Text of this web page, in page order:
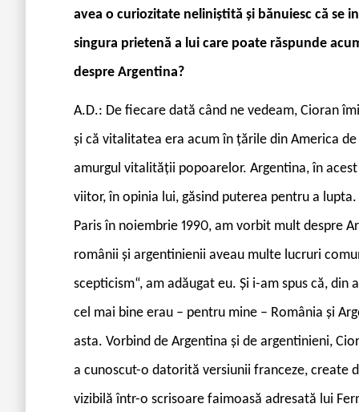
avea o curiozitate neliniștită și bănuiesc că se
singura prietenă a lui care poate răspunde
despre Argentina?
A.D.: De fiecare dată când ne vedeam, Cioran
și că vitalitatea era acum în țările din America
amurgul vitalității popoarelor. Argentina, în
viitor, în opinia lui, găsind puterea pentru a
Paris în noiembrie 1990, am vorbit mult despre
românii și argentinienii aveau multe lucruri
scepticism“, am adăugat eu. Și i-am spus că,
cel mai bine erau – pentru mine – România și
asta. Vorbind de Argentina și de argentinieni,
a cunoscut-o datorită versiunii franceze, create
vizibilă într-o scrisoare faimoasă adresată lui